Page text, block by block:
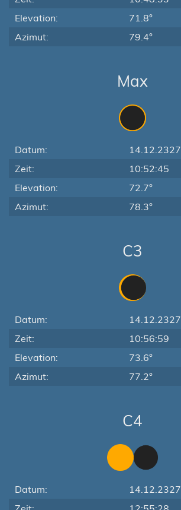
Elevation:
71.8°
Azimut:
79.4°
Max
Datum:
14.12.2327
Zeit:
10:52:45
Elevation:
72.7°
Azimut:
78.3°
C3
Datum:
14.12.2327
Zeit:
10:56:59
Elevation:
73.6°
Azimut:
77.2°
C4
Datum:
14.12.2327